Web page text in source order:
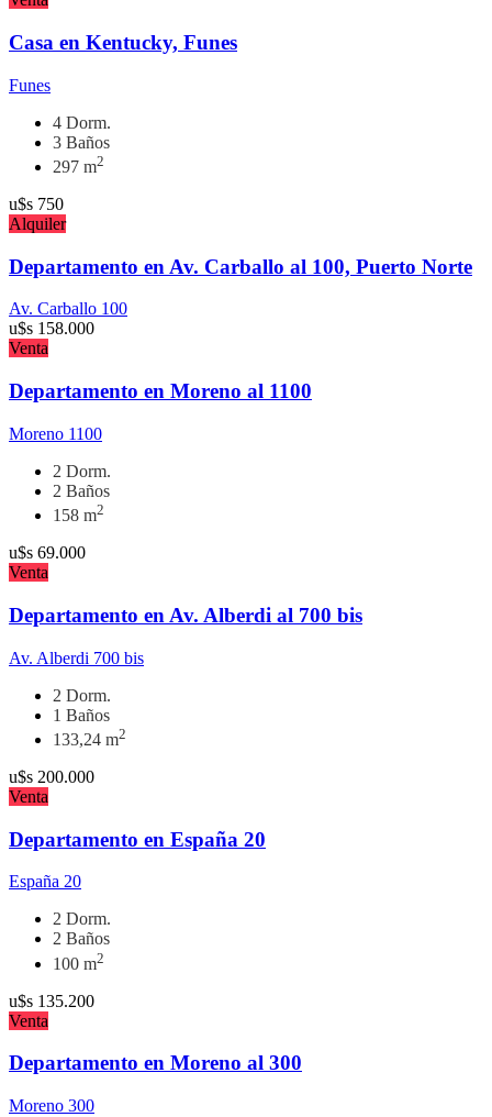
Casa en Kentucky, Funes
Funes
4 Dorm.
3 Baños
297 m2
u$s 750
Alquiler
Departamento en Av. Carballo al 100, Puerto Norte
Av. Carballo 100
u$s 158.000
Venta
Departamento en Moreno al 1100
Moreno 1100
2 Dorm.
2 Baños
158 m2
u$s 69.000
Venta
Departamento en Av. Alberdi al 700 bis
Av. Alberdi 700 bis
2 Dorm.
1 Baños
133,24 m2
u$s 200.000
Venta
Departamento en España 20
España 20
2 Dorm.
2 Baños
100 m2
u$s 135.200
Venta
Departamento en Moreno al 300
Moreno 300